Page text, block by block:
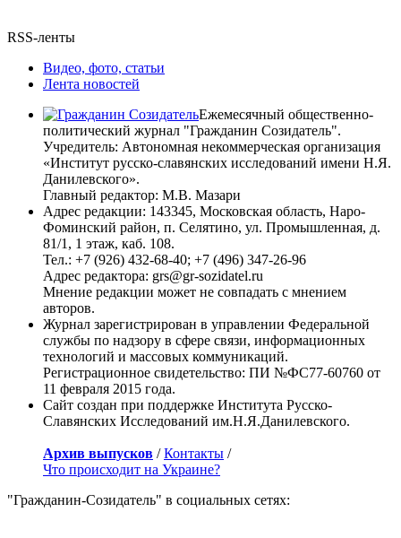
RSS-ленты
Видео, фото, статьи
Лента новостей
Ежемесячный общественно-
политический журнал "Гражданин Созидатель".
Учредитель: Автономная некоммерческая организация
«Институт русско-славянских исследований имени Н.Я.
Данилевского».
Главный редактор: М.В. Мазари
Адрес редакции: 143345, Московская область, Наро-
Фоминский район, п. Селятино, ул. Промышленная, д.
81/1, 1 этаж, каб. 108.
Тел.: +7 (926) 432-68-40; +7 (496) 347-26-96
Адрес редактора: grs@gr-sozidatel.ru
Мнение редакции может не совпадать с мнением
авторов.
Журнал зарегистрирован в управлении Федеральной
службы по надзору в сфере связи, информационных
технологий и массовых коммуникаций.
Регистрационное свидетельство: ПИ №ФС77-60760 от
11 февраля 2015 года.
Сайт создан при поддержке Института Русско-
Славянских Исследований им.Н.Я.Данилевского.
Архив выпусков /Контакты /
Что происходит на Украине?
"Гражданин-Созидатель" в социальных сетях: